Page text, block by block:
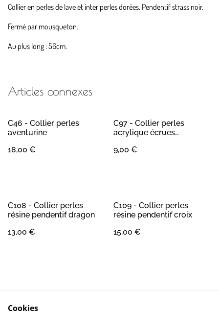
Collier en perles de lave et inter perles dorées. Pendentif strass noir.
Fermé par mousqueton.
Au plus long : 56cm.
Articles connexes
C46 - Collier perles
aventurine
18,00 €
C97 - Collier perles
acrylique écrues
9,00 €
C108 - Collier perles
résine pendentif dragon
13,00 €
C109 - Collier perles
résine pendentif croix
15,00 €
Cookies